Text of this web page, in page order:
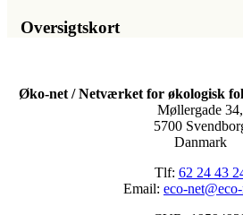
Oversigtskort
Øko-net / Netværket for økologisk
Møllergade 34,
5700
Danmark
Tlf: 62 24 43
Email: eco-